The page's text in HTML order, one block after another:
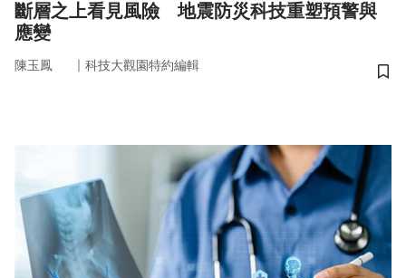
斷層之上看見風險 地震防災科技重塑預警與
應變
陳玉鳳 ｜ 科技大觀園特約編輯
儲